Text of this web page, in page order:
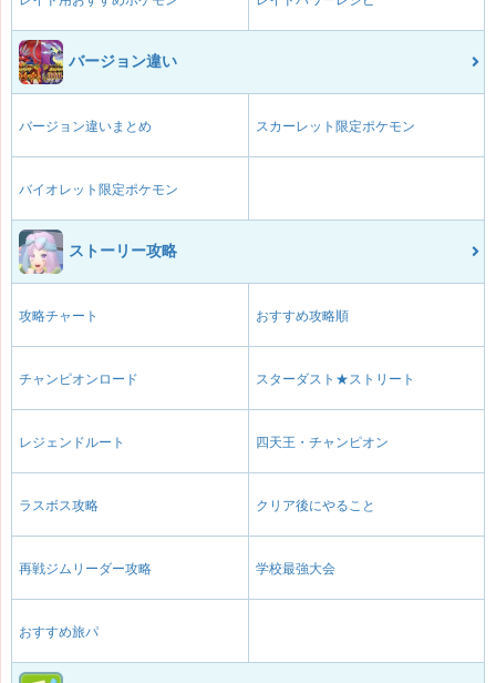
バージョン違い
バージョン違いまとめ スカーレット限定ポケモン
バイオレット限定ポケモン
ストーリー攻略
攻略チャート おすすめ攻略順
チャンピオンロード スターダスト★ストリート
レジェンドルート 四天王・チャンピオン
ラスボス攻略 クリア後にやること
再戦ジムリーダー攻略 学校最強大会
おすすめ旅パ